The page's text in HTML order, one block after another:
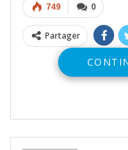
0
749
Partager